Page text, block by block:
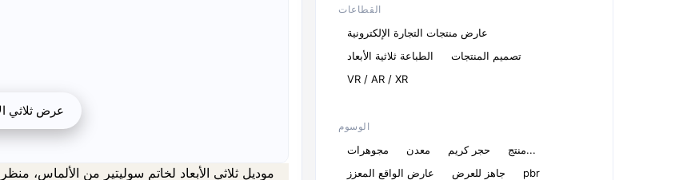
عرض ثلاثي
القطاعات
عارض منتجات التجارة الإلكترونية
الطباعة ثلاثية الأبعاد
تصميم المنتجات
VR / AR / XR
الوسوم
مجوهرات معدن حجر كريم
منتج...
عارض الواقع المعزز
جاهز للعرض
pbr